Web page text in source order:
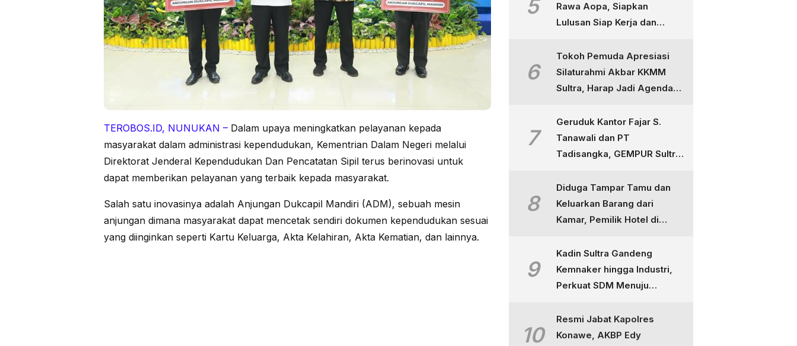
TEROBOS.ID, NUNUKAN – Dalam upaya meningkatkan pelayanan kepada
masyarakat dalam administrasi kependudukan, Kementrian Dalam Negeri melalui
Direktorat Jenderal Kependudukan Dan Pencatatan Sipil terus berinovasi untuk
dapat memberikan pelayanan yang terbaik kepada masyarakat.
Salah satu inovasinya adalah Anjungan Dukcapil Mandiri (ADM), sebuah mesin
anjungan dimana masyarakat dapat mencetak sendiri dokumen kependudukan sesuai
yang diinginkan seperti Kartu Keluarga, Akta Kelahiran, Akta Kematian, dan lainnya.
5
Rawa Aopa, Siapkan
Lulusan Siap Kerja dan
6
Tokoh Pemuda Apresiasi
Silaturahmi Akbar KKMM
Sultra, Harap Jadi Agenda
7
Geruduk Kantor Fajar S.
Tanawali dan PT
Tadisangka, GEMPUR Sultra
Puuwatu
8
Diduga Tampar Tamu dan
Keluarkan Barang dari
Kamar, Pemilik Hotel di
9
Kadin Sultra Gandeng
Kemnaker hingga Industri,
Perkuat SDM Menuju
10
Resmi Jabat Kapolres
Konawe, AKBP Edy